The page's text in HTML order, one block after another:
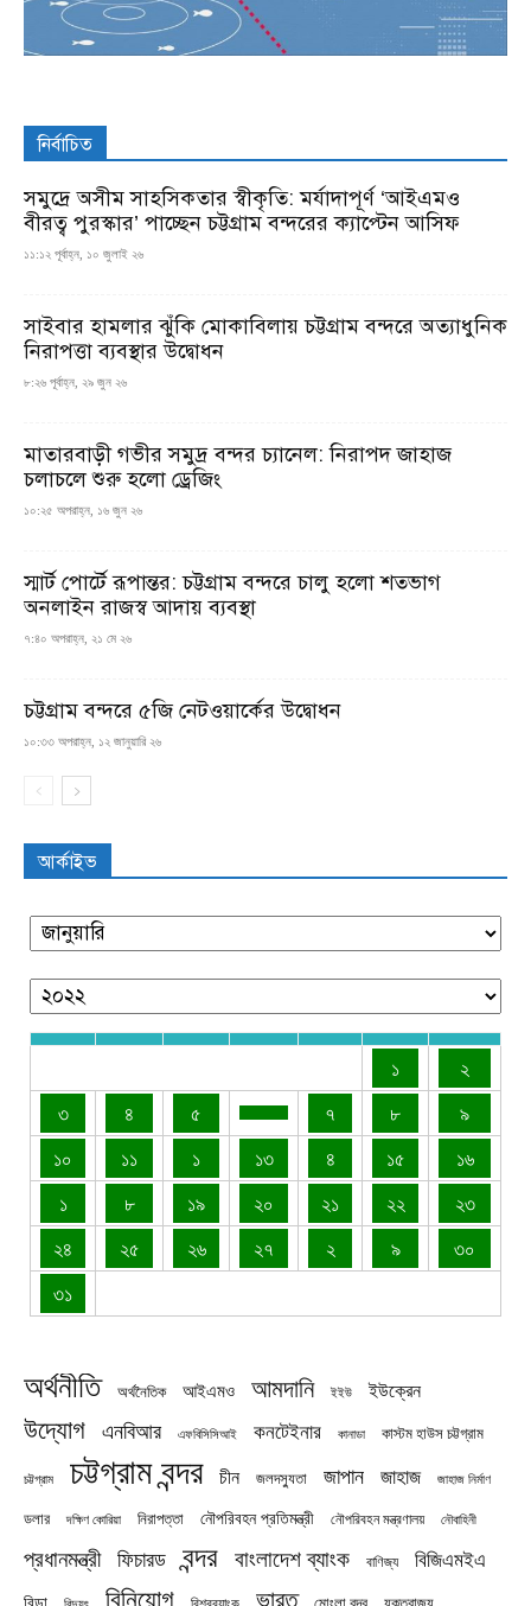
নির্বাচিত
সমুদ্রে অসীম সাহসিকতার স্বীকৃতি: মর্যাদাপূর্ণ ‘আইএমও
বীরত্ব পুরস্কার’ পাচ্ছেন চট্টগ্রাম বন্দরের ক্যাপ্টেন আসিফ
১১:১২ পূর্বাহ্ন, ১০ জুলাই ২৬
সাইবার হামলার ঝুঁকি মোকাবিলায় চট্টগ্রাম বন্দরে অত্যাধুনিক
নিরাপত্তা ব্যবস্থার উদ্বোধন
৮:২৬ পূর্বাহ্ন, ২৯ জুন ২৬
মাতারবাড়ী গভীর সমুদ্র বন্দর চ্যানেল: নিরাপদ জাহাজ
চলাচলে শুরু হলো ড্রেজিং
১০:২৫ অপরাহ্ন, ১৬ জুন ২৬
স্মার্ট পোর্টে রূপান্তর: চট্টগ্রাম বন্দরে চালু হলো শতভাগ
অনলাইন রাজস্ব আদায় ব্যবস্থা
৭:৪০ অপরাহ্ন, ২১ মে ২৬
চট্টগ্রাম বন্দরে ৫জি নেটওয়ার্কের উদ্বোধন
১০:৩৩ অপরাহ্ন, ১২ জানুয়ারি ২৬
আর্কাইভ
১
২
৩
৪ ৫ ৭ ৮
৯
১০
১১ ১ ১৩ ৪ ১৫
১৬
১
৮ ১৯ ২০ ২১ ২২
২৩
২৪
২৫ ২৬ ২৭ ২ ৯
৩০
৩১
অর্থনীতি অর্থনৈতিক আইএমও আমদানি ইইউ ইউক্রেন
উদ্যোগ এনবিআর এফবিসিসিআই কনটেইনার কানাডা কাস্টম হাউস চট্টগ্রাম
চট্টগ্রাম চট্টগ্রাম বন্দর চীন জলদস্যুতা জাপান জাহাজ জাহাজ নির্মাণ
ডলার দক্ষিণ কোরিয়া নিরাপত্তা নৌপরিবহন প্রতিমন্ত্রী নৌপরিবহন মন্ত্রণালয় নৌবাহিনী
প্রধানমন্ত্রী ফিচারড বন্দর বাংলাদেশ ব্যাংক বাণিজ্য বিজিএমইএ
বিডা বিনিয়োগ ভারত